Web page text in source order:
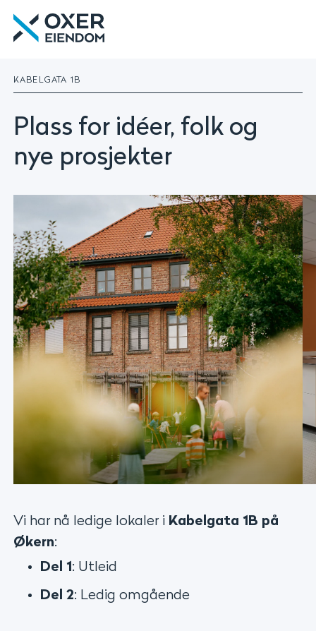
innhold
Eiendom
Utvikling
KABELGATA 1B
Plass for idéer, folk og
nye prosjekter
Vi har nå ledige lokaler i Kabelgata 1B på
Økern:
Del 1 : Utleid
Del 2: Ledig omgående